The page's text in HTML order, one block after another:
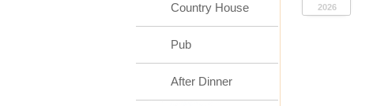
2026
Country House
Pub
After Dinner